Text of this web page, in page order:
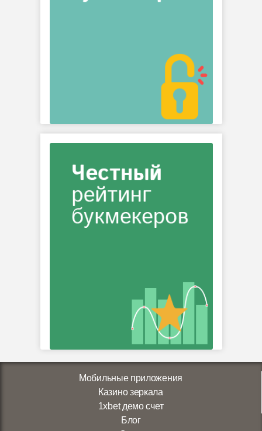
Мобильные приложения
Казино зеркала
1xbet демо счет
Блог